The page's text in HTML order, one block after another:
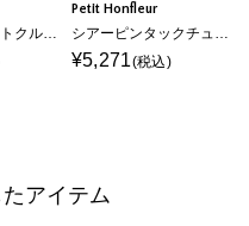
アーガイルニットクルーネックカーディガン
Petit Honfleur
シアーピンタックチュニックブラウス
¥5,271(税込)
アイテム